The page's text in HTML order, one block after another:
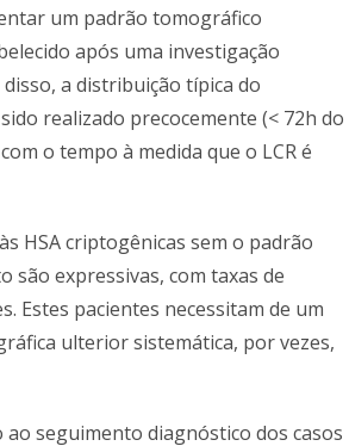
um padrão tomográfico
após uma investigação
a distribuição típica do
realizado precocemente (< 72h do
o tempo à medida que o LCR é
HSA criptogênicas sem o padrão
são expressivas, com taxas de
Estes pacientes necessitam de um
ulterior sistemática, por vezes,
seguimento diagnóstico dos casos